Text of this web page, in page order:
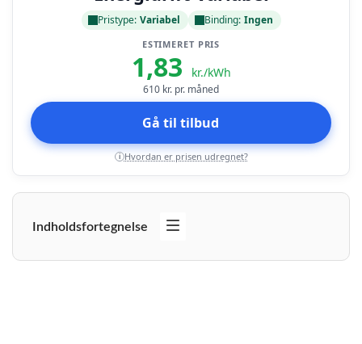
Pristype: Variabel Binding: Ingen
ESTIMERET PRIS
1,83 kr./kWh
610 kr. pr. måned
Gå til tilbud
i Hvordan er prisen udregnet?
Indholdsfortegnelse